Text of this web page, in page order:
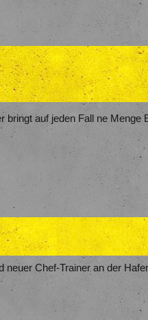
bringt auf jeden Fall ne Menge
Chef-Trainer an der